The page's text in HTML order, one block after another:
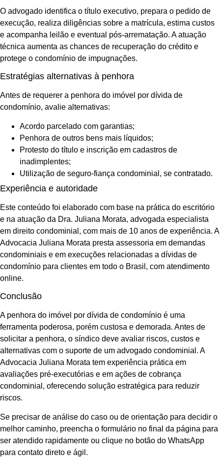
O advogado identifica o título executivo, prepara o pedido de
execução, realiza diligências sobre a matrícula, estima custos
e acompanha leilão e eventual pós-arrematação. A atuação
técnica aumenta as chances de recuperação do crédito e
protege o condomínio de impugnações.
Estratégias alternativas à penhora
Antes de requerer a penhora do imóvel por dívida de
condomínio, avalie alternativas:
Acordo parcelado com garantias;
Penhora de outros bens mais líquidos;
Protesto do título e inscrição em cadastros de
inadimplentes;
Utilização de seguro-fiança condominial, se contratado.
Experiência e autoridade
Este conteúdo foi elaborado com base na prática do escritório
e na atuação da Dra. Juliana Morata, advogada especialista
em direito condominial, com mais de 10 anos de experiência. A
Advocacia Juliana Morata presta assessoria em demandas
condominiais e em execuções relacionadas a dívidas de
condomínio para clientes em todo o Brasil, com atendimento
online.
Conclusão
A penhora do imóvel por dívida de condomínio é uma
ferramenta poderosa, porém custosa e demorada. Antes de
solicitar a penhora, o síndico deve avaliar riscos, custos e
alternativas com o suporte de um advogado condominial. A
Advocacia Juliana Morata tem experiência prática em
avaliações pré-executórias e em ações de cobrança
condominial, oferecendo solução estratégica para reduzir
riscos.
Se precisar de análise do caso ou de orientação para decidir o
melhor caminho, preencha o formulário no final da página para
ser atendido rapidamente ou clique no botão do WhatsApp
para contato direto e ágil.